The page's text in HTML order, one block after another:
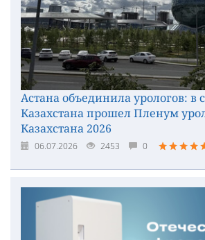
Астана объединила урологов: в
Казахстана прошел Пленум
Казахстана 2026
06.07.2026 2453 0